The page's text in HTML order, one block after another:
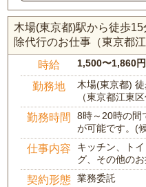
木場(東京都)駅から徒歩
除代行のお仕事（東京都江
時給 1,500〜1,860円
勤務地
木場(東京都)
（東京都江東区
勤務時間
8時～20時の間
が可能です。(
仕事内容
キッチン、ト
グ、その他の
契約形態 業務委託